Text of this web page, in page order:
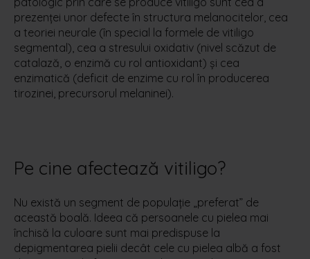
prezenţei unor defecte în structura melanocitelor, cea
a teoriei neurale (în special la formele de vitiligo
segmental), cea a stresului oxidativ (nivel scăzut de
catalază, o enzimă cu rol antioxidant) şi cea
enzimatică (deficit de enzime cu rol în producerea
tirozinei, precursorul melaninei).
Pe cine afectează vitiligo?
Nu există un segment de populație „preferat” de
această boală. Ideea că persoanele cu pielea mai
închisă la culoare sunt mai predispuse la
depigmentarea pielii decât cele cu pielea albă a fost